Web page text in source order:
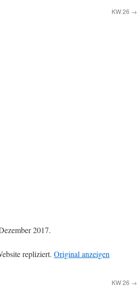
KW 26 →
2017.
repliziert. Original anzeigen
KW 26 →